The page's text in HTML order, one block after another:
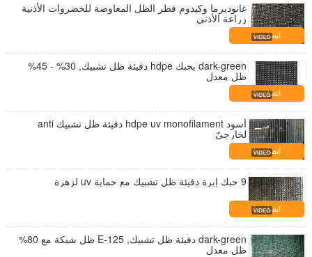
غانوديرما وكيدوم فطر الظل المعاوضة للخضروات الأذنية
زراعة الأذني
اتصل بنا
dark-green يحبك hdpe دفيئة ظل تشبيك, 30% - 45%
ظل معدل
اتصل بنا
أسود hdpe uv monofilament دفيئة ظل تشبيك anti
لخارجيّ
اتصل بنا
9 حبك إبرة دفيئة ظل تشبيك مع حماية uv لزهرة
اتصل بنا
dark-green دفيئة ظل تشبيك, E-125 ظل شبكة مع 80%
ظل معدل